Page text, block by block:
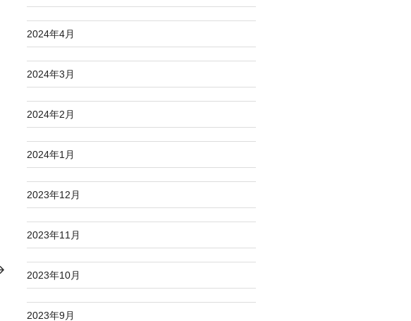
2024年4月
2024年3月
2024年2月
2024年1月
2023年12月
2023年11月
2023年10月
2023年9月